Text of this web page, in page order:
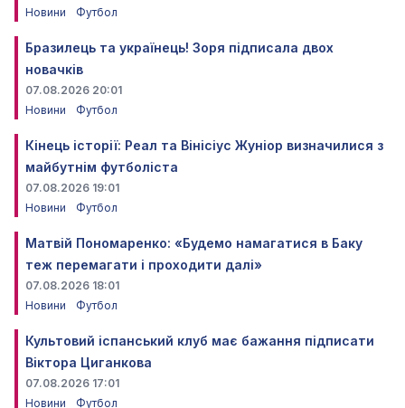
Новини
Футбол
Бразилець та українець! Зоря підписала двох
новачків
07.08.2026 20:01
Новини
Футбол
Кінець історії: Реал та Вінісіус Жуніор визначилися з
майбутнім футболіста
07.08.2026 19:01
Новини
Футбол
Матвій Пономаренко: «Будемо намагатися в Баку
теж перемагати і проходити далі»
07.08.2026 18:01
Новини
Футбол
Культовий іспанський клуб має бажання підписати
Віктора Циганкова
07.08.2026 17:01
Новини
Футбол